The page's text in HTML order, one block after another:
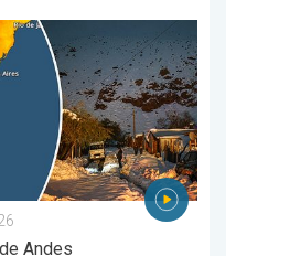
2026
zuidelijk halfrond. Veel sneeuw in
Andes